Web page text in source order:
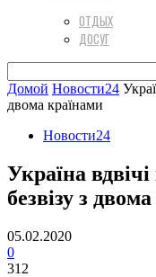
ОТДЫХ
ДОСУГ
Домой Новости24
двома країнами
Новости24
Україна
безвізу з
05.02.2020
0
312